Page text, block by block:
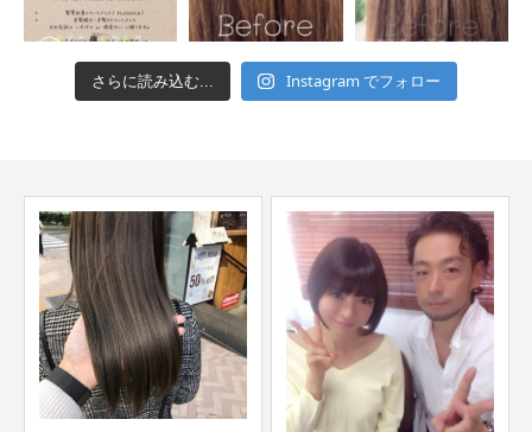
さらに読み込む... Instagram でフォロー